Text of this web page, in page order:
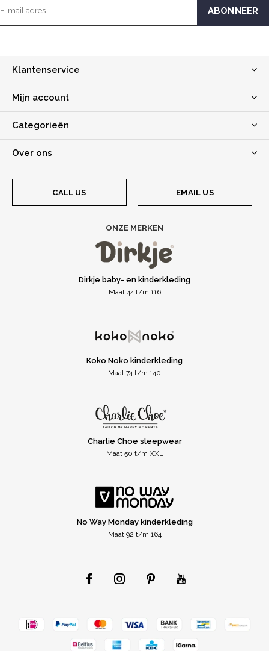
Klantenservice
Mijn account
Categorieën
Over ons
CALL US EMAIL US
ONZE MERKEN
Dirkje baby- en kinderkleding
Maat 44 t/m 116
Koko Noko kinderkleding
Maat 74 t/m 140
Charlie Choe sleepwear
Maat 50 t/m XXL
No Way Monday kinderkleding
Maat 92 t/m 164